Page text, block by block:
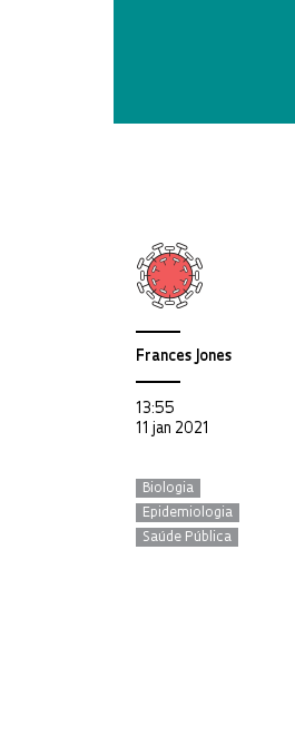
Frances Jones
13:55
11 jan 2021
Biologia
Epidemiologia
Saúde Pública